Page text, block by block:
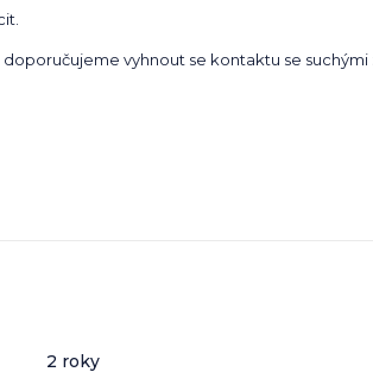
vyhnout se kontaktu se suchými
2 roky